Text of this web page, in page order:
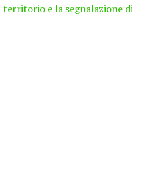
e la segnalazione di